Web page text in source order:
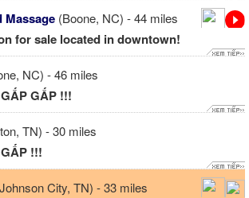
Massage (Boone, NC) - 44 miles
for sale located in downtown!
NC) - 46 miles
GẤP !!!
TN) - 30 miles
!!!
City, TN) - 33 miles